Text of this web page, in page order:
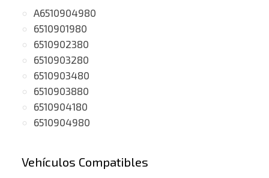
A6510904980
6510901980
6510902380
6510903280
6510903480
6510903880
6510904180
6510904980
Vehículos Compatibles